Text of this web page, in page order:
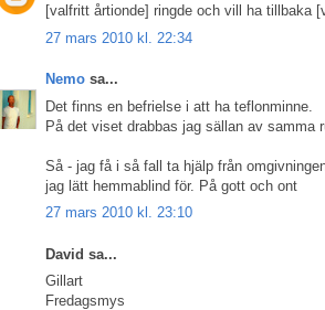
[valfritt årtionde] ringde och vill ha tillbaka
27 mars 2010 kl. 22:34
Nemo sa...
Det finns en befrielse i att ha teflonminne.
På det viset drabbas jag sällan av samma
Så - jag få i så fall ta hjälp från
jag lätt hemmablind för. På gott och ont
27 mars 2010 kl. 23:10
David sa...
Gillart
Fredagsmys